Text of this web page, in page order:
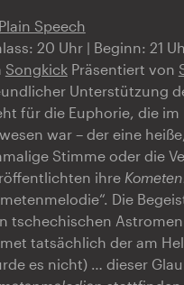
Speech
20 Uhr | Beginn: 21
SongkickPräsentiert von
Unterstützung
für die Euphorie, die
war – der eine
Stimme oder die
ihre
Die
tschechischen
tatsächlich der am
es nicht) … dieser